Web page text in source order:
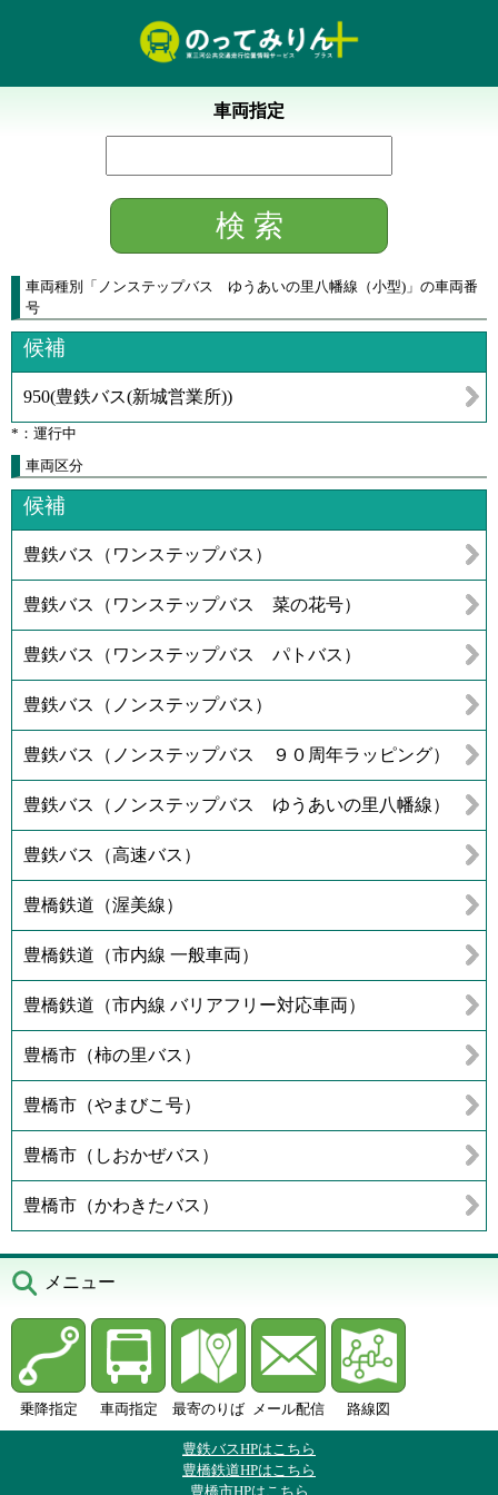
車両指定
車両種別 「 ノンステップバス ゆうあいの里八幡線（小型) 」 の車両番
号
候補
950(豊鉄バス(新城営業所))
*：運行中
車両区分
候補
豊鉄バス（ワンステップバス）
豊鉄バス（ワンステップバス 菜の花号）
豊鉄バス（ワンステップバス パトバス）
豊鉄バス（ノンステップバス）
豊鉄バス（ノンステップバス ９０周年ラッピング）
豊鉄バス（ノンステップバス ゆうあいの里八幡線）
豊鉄バス（高速バス）
豊橋鉄道（渥美線）
豊橋鉄道（市内線 一般車両）
豊橋鉄道（市内線 バリアフリー対応車両）
豊橋市（柿の里バス）
豊橋市（やまびこ号）
豊橋市（しおかぜバス）
豊橋市（かわきたバス）
メニュー
乗降指定 車両指定 最寄のりば メール配信 路線図
豊鉄バスHPはこちら
豊橋鉄道HPはこちら
豊橋市HPはこちら